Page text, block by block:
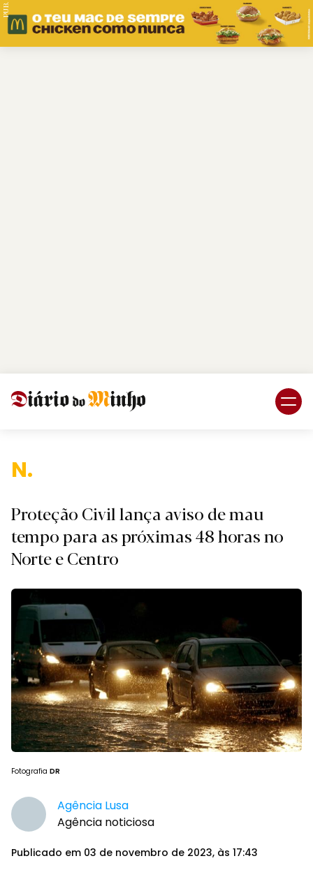
PUB.
Naciona
Proteção Civil lança aviso de mau
tempo para as próximas 48 horas no
Norte e Centro
Fotografia DR
Agência Lusa
Agência noticiosa
Publicado em 03 de novembro de 2023, às 17:43